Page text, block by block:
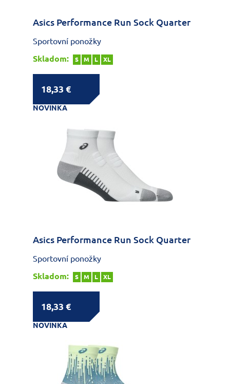
Asics Performance Run Sock Quarter
Sportovní ponožky
Skladom:
S M L XL
18,33 €
NOVINKA
Asics Performance Run Sock Quarter
Sportovní ponožky
Skladom:
S M L XL
18,33 €
NOVINKA